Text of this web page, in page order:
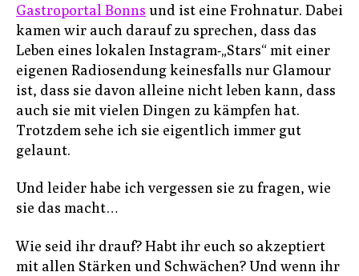
Gastroportal Bonns und ist eine Frohnatur. Dabei
kamen wir auch darauf zu sprechen, dass das
Leben eines lokalen Instagram-„Stars“ mit einer
eigenen Radiosendung keinesfalls nur Glamour
ist, dass sie davon alleine nicht leben kann, dass
auch sie mit vielen Dingen zu kämpfen hat.
Trotzdem sehe ich sie eigentlich immer gut
gelaunt.
Und leider habe ich vergessen sie zu fragen, wie
sie das macht…
Wie seid ihr drauf? Habt ihr euch so akzeptiert
mit allen Stärken und Schwächen? Und wenn ihr